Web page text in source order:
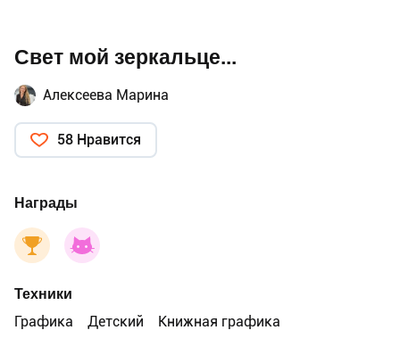
Свет мой зеркальце...
Алексеева Марина
58 Нравится
Награды
Техники
Графика
Детский Книжная графика